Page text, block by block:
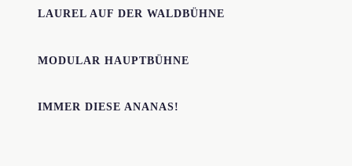
LAUREL AUF DER WALDBÜHNE
MODULAR HAUPTBÜHNE
IMMER DIESE ANANAS!